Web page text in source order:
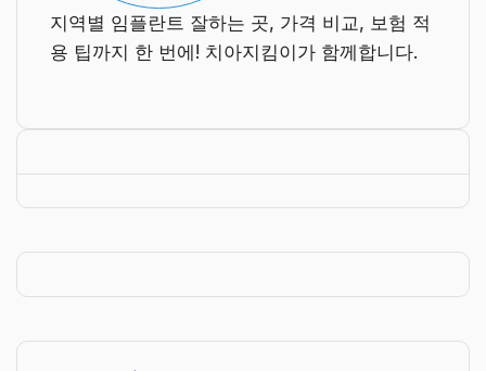
지역별 임플란트 잘하는 곳, 가격 비교, 보험 적
용 팁까지 한 번에! 치아지킴이가 함께합니다.